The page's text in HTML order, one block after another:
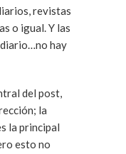
revistas
o igual. Y las
diario…no hay
del post,
la
la principal
esto no